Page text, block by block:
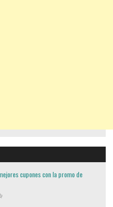
cupones con la promo de